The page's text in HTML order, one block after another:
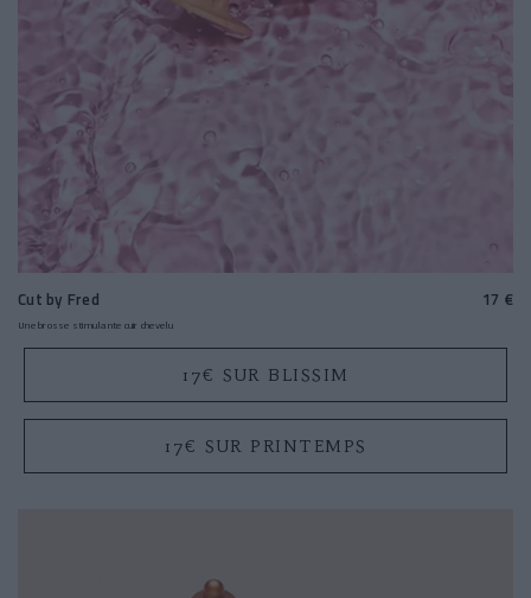
Cut by Fred 17 €
Une brosse stimulante cuir chevelu
17€ SUR BLISSIM
17€ SUR PRINTEMPS